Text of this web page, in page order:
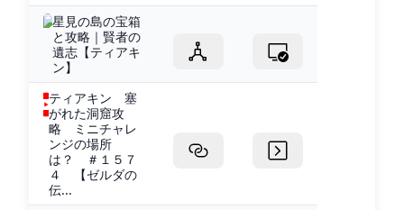
星見の島の宝箱
と攻略｜賢者の
遺志【ティアキ
ン】
ティアキン 塞
がれた洞窟攻
略 ミニチャレ
ンジの場所
は？ ＃１５７
４ 【ゼルダの
伝...